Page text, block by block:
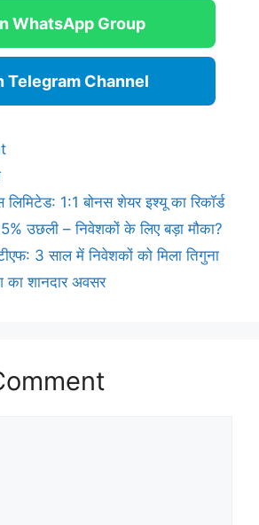
WhatsApp Group
Telegram Channel
लिमिटेड: 1:1 बोनस शेयर इश्यू का रिकॉर्ड
उछली – निवेशकों के लिए बड़ा मौका?
3 साल में निवेशकों को मिला तिगुना
का शानदार अवसर